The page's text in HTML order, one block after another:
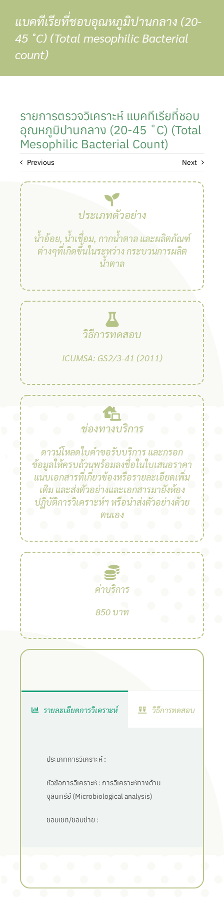
content
แบคทีเรียที่ชอบอุณหภูมิปานกลาง (20-
45 ˚C) (Total mesophilic Bacterial
count)
รายการตรวจวิเคราะห์ แบคทีเรียที่ชอบ
อุณหภูมิปานกลาง (20-45 ˚C) (Total
Mesophilic Bacterial Count)
Previous Next
ประเภทตัวอย่าง
น้ำอ้อย, น้ำเชื่อม, กากน้ำตาล และผลิตภัณฑ์
ต่างๆที่เกิดขึ้นในระหว่าง กระบวนการผลิต
น้ำตาล
วิธีการทดสอบ
ICUMSA: GS2/3-41 (2011)
ช่องทางบริการ
ดาวน์โหลดใบคำขอรับบริการ และกรอก
ข้อมูลให้ครบถ้วนพร้อมลงชื่อในใบเสนอราคา
แนบเอกสารที่เกี่ยวข้องหรือรายละเอียดเพิ่ม
เติม และส่งตัวอย่างและเอกสารมายังห้อง
ปฏิบัติการวิเคราะห์ฯ หรือนำส่งตัวอย่างด้วย
ตนเอง
ค่าบริการ
850 บาท
รายละเอียดการวิเคราะห์ วิธีการทดสอบ
ประเภทการวิเคราะห์ :
หัวข้อการวิเคราะห์ : การวิเคราะห์ทางด้าน
จุลินทรีย์ (Microbiological analysis)
ขอบเขต/ขอบข่าย :